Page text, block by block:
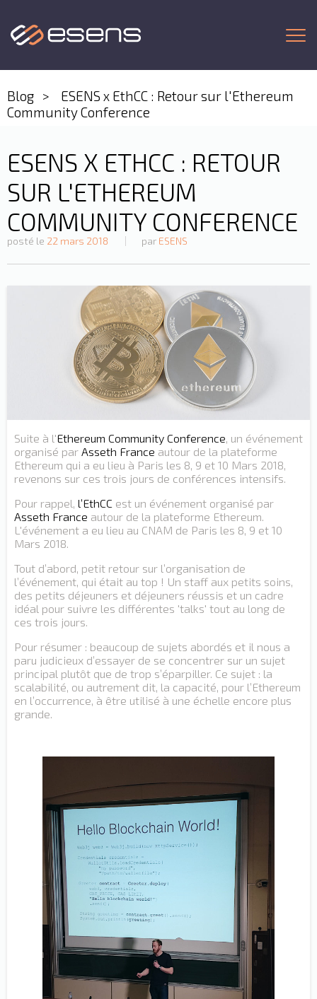
Blog
ESENS x EthCC : Retour sur l'Ethereum
Community Conference
ESENS X ETHCC : RETOUR
SUR L'ETHEREUM
COMMUNITY CONFERENCE
posté le 22 mars 2018 par ESENS
Suite à l'Ethereum Community Conference , un événement
organisé par Asseth France autour de la plateforme
Ethereum qui a eu lieu à Paris les 8, 9 et 10 Mars 2018,
revenons sur ces trois jours de conférences intensifs.
Pour rappel, l’EthCC est un événement organisé par
Asseth France autour de la plateforme Ethereum.
L'événement a eu lieu au CNAM de Paris les 8, 9 et 10
Mars 2018.
Tout d’abord, petit retour sur l’organisation de
l’événement, qui était au top ! Un staff aux petits soins,
des petits déjeuners et déjeuners réussis et un cadre
idéal pour suivre les différentes 'talks' tout au long de
ces trois jours.
Pour résumer : beaucoup de sujets abordés et il nous a
paru judicieux d’essayer de se concentrer sur un sujet
principal plutôt que de trop s’éparpiller. Ce sujet : la
scalabilité, ou autrement dit, la capacité, pour l’Ethereum
en l’occurrence, à être utilisé à une échelle encore plus
grande.